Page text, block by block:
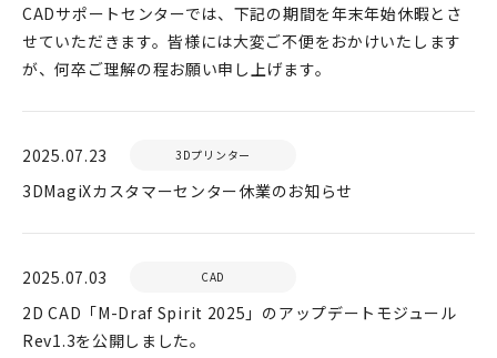
CADサポートセンターでは、下記の期間を年末年始休暇とさ
せていただきます。皆様には大変ご不便をおかけいたします
が、何卒ご理解の程お願い申し上げます。
2025.07.23 3Dプリンター
3DMagiXカスタマーセンター休業のお知らせ
2025.07.03 CAD
2D CAD「M-Draf Spirit 2025」のアップデートモジュール
Rev1.3を公開しました。